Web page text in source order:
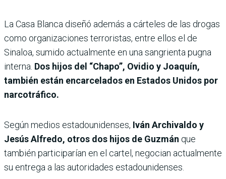
La Casa Blanca diseñó además a cárteles de las drogas
como organizaciones terroristas, entre ellos el de
Sinaloa, sumido actualmente en una sangrienta pugna
interna. Dos hijos del “Chapo”, Ovidio y Joaquín,
también están encarcelados en Estados Unidos por
narcotráfico.
Según medios estadounidenses, Iván Archivaldo y
Jesús Alfredo, otros dos hijos de Guzmán que
también participarían en el cartel, negocian actualmente
su entrega a las autoridades estadounidenses.